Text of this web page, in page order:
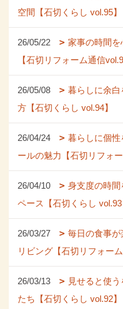
空間【石切くらし vol.95】
26/05/22
家事の時間
【石切リフォーム通信
26/05/08
暮らしに余白
方【石切くらし vol.94】
26/04/24
暮らしに個
ールの魅力【石切リフォー
26/04/10
身支度の時
ペース【石切くらし vol.93
26/03/27
毎日の食事
リビング【石切リフォーム
26/03/13
見せると使
たち【石切くらし vol.92】